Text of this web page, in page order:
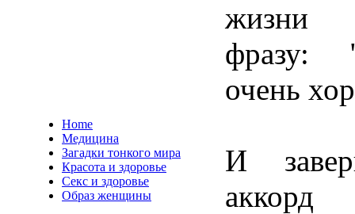
Home
Медицина
Загадки тонкого мира
Красота и здоровье
Секс и здоровье
Образ женщины
жизни
фразу:
очень
И
аккорд